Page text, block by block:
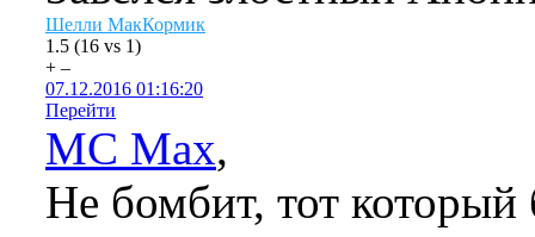
Шелли МакКормик
1.5 (16 vs 1)
+ –
07.12.2016 01:16:20
Перейти
MC Max,
Не бомбит, тот